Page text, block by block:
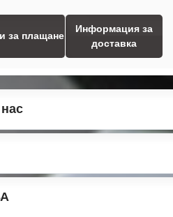
за плащане
Информация за
доставка